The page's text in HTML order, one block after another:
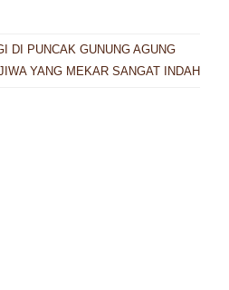
DI PUNCAK GUNUNG AGUNG
YANG MEKAR SANGAT INDAH